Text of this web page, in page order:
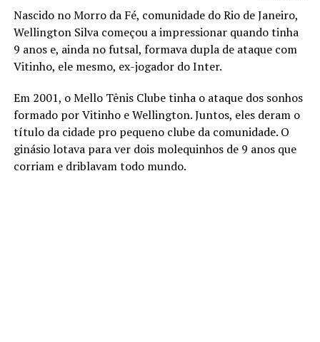
Nascido no Morro da Fé, comunidade do Rio de Janeiro,
Wellington Silva começou a impressionar quando tinha
9 anos e, ainda no futsal, formava dupla de ataque com
Vitinho, ele mesmo, ex-jogador do Inter.
Em 2001, o Mello Tênis Clube tinha o ataque dos sonhos
formado por Vitinho e Wellington. Juntos, eles deram o
título da cidade pro pequeno clube da comunidade. O
ginásio lotava para ver dois molequinhos de 9 anos que
corriam e driblavam todo mundo.